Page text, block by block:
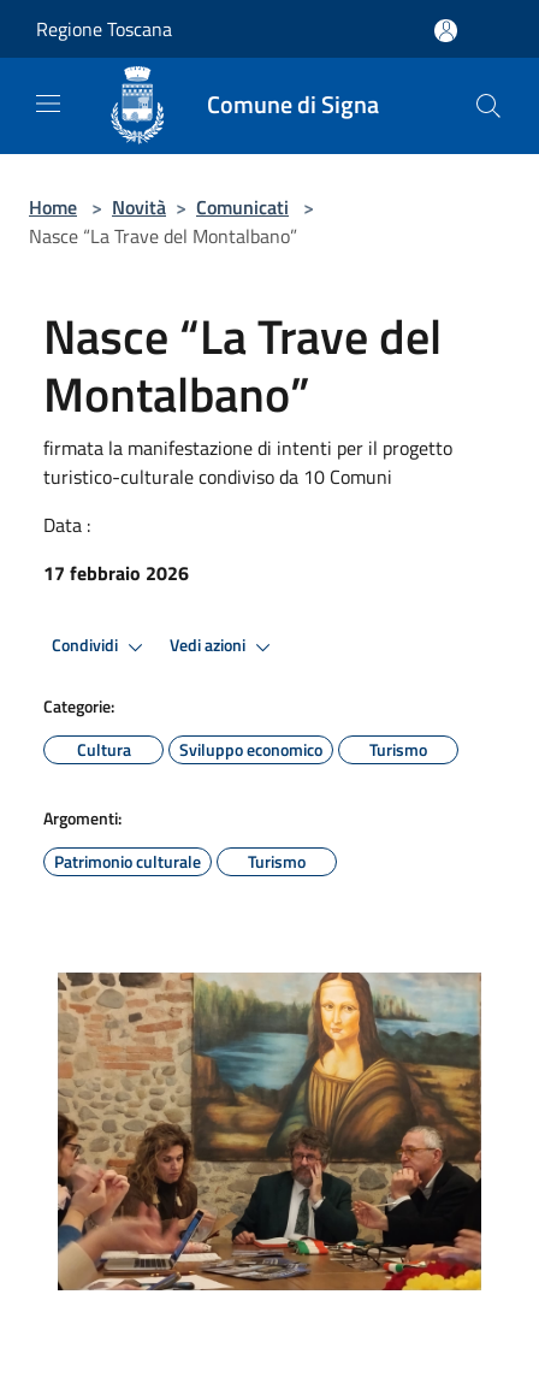
Regione Toscana
Comune di Signa
Home > Novità > Comunicati >
Nasce “La Trave del Montalbano”
Nasce “La Trave del
Montalbano”
firmata la manifestazione di intenti per il progetto
turistico-culturale condiviso da 10 Comuni
Data :
17 febbraio 2026
Condividi Vedi azioni
Categorie:
Cultura
Sviluppo economico Turismo
Argomenti:
Patrimonio culturale
Turismo